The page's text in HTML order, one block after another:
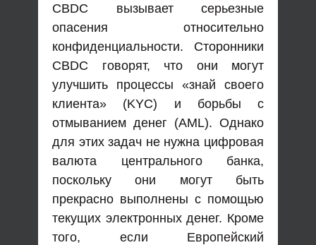
CBDC вызывает серьезные
опасения относительно
конфиденциальности. Сторонники
CBDC говорят, что они могут
улучшить процессы «знай своего
клиента» (KYC) и борьбы с
отмыванием денег (AML). Однако
для этих задач не нужна цифровая
валюта центрального банка,
поскольку они могут быть
прекрасно выполнены с помощью
текущих электронных денег. Кроме
того, если Европейский